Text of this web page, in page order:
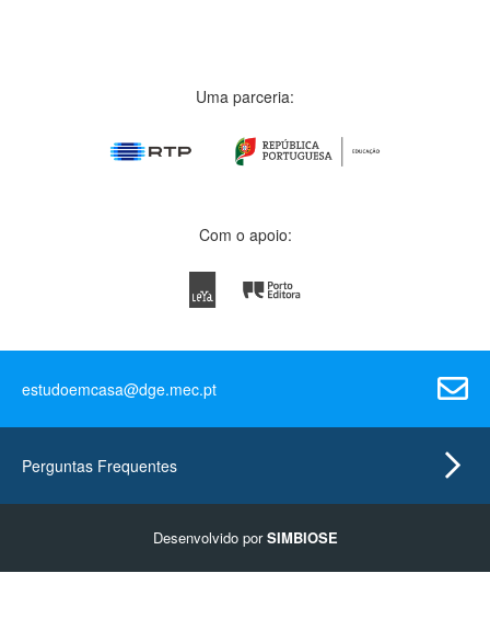
Uma parceria:
Com o apoio:
estudoemcasa@dge.mec.pt
Perguntas Frequentes
Desenvolvido porSIMBIOSE